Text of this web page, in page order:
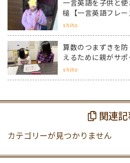
一言英語を子供と
槌【一言英語フレー
shiho
算数のつまずきを
えるために親がサ
shiho
関連記
カテゴリーが見つかりません